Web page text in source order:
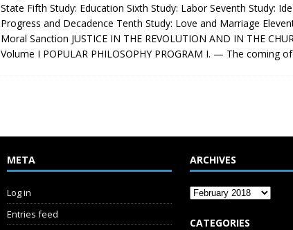
State Fifth Study: Education Sixth Study: Labor Seventh Study:
Progress and Decadence Tenth Study: Love and Marriage
Moral Sanction JUSTICE IN THE REVOLUTION AND IN THE
Volume I POPULAR PHILOSOPHY PROGRAM I. — The coming
META
Log in
Entries feed
ARCHIVES
CATEGORIES